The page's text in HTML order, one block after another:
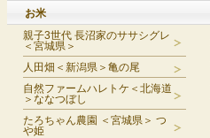
お米
親子3世代 長沼家のササシグレ
＜宮城県＞
人田畑＜新潟県＞亀の尾
自然ファームハレトケ＜北海道
＞ななつぼし
たろちゃん農園 ＜宮城県＞ つ
や姫